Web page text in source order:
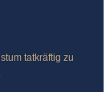
tatkräftig zu